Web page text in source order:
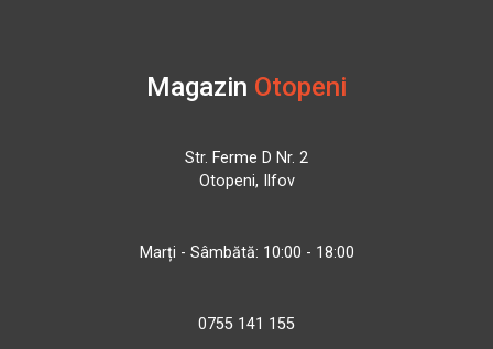
Magazin Otopeni
Str. Ferme D Nr. 2
Otopeni, Ilfov
Marți - Sâmbătă: 10:00 - 18:00
0755 141 155